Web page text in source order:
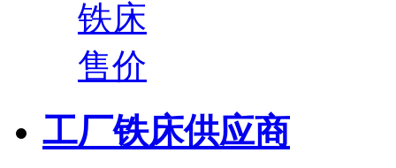
工厂铁床供应商